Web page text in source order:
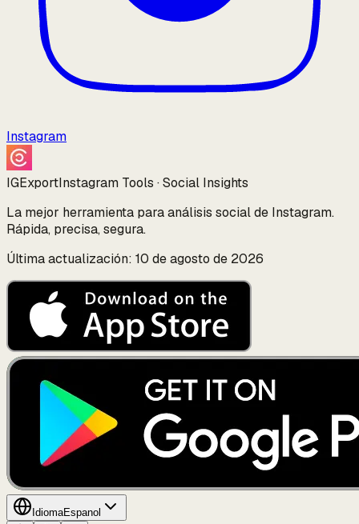
Instagram
IGExportInstagram Tools · Social Insights
La mejor herramienta para análisis social de Instagram.
Rápida, precisa, segura.
Última actualización: 10 de agosto de 2026
IdiomaEspanol